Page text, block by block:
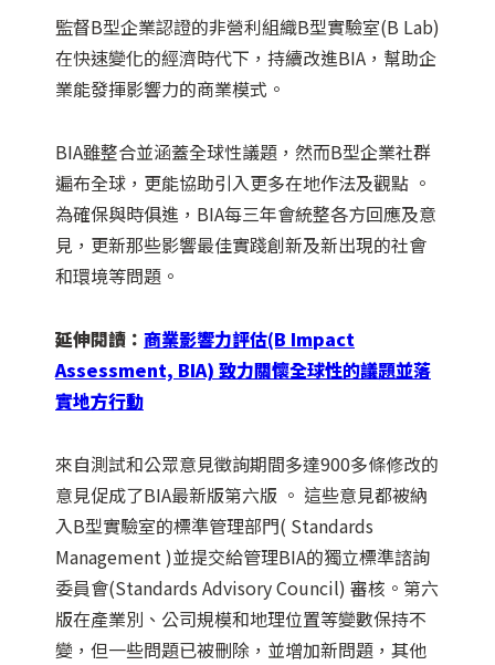
監督B型企業認證的非營利組織B型實驗室(B Lab)
在快速變化的經濟時代下，持續改進BIA，幫助企
業能發揮影響力的商業模式。
BIA雖整合並涵蓋全球性議題，然而B型企業社群
遍布全球，更能協助引入更多在地作法及觀點 。
為確保與時俱進，BIA每三年會統整各方回應及意
見，更新那些影響最佳實踐創新及新出現的社會
和環境等問題。
延伸閱讀： 商業影響力評估(B Impact
Assessment, BIA) 致力關懷全球性的議題並落
實地方行動
來自測試和公眾意見徵詢期間多達900多條修改的
意見促成了BIA最新版第六版 。 這些意見都被納
入B型實驗室的標準管理部門( Standards
Management )並提交給管理BIA的獨立標準諮詢
委員會(Standards Advisory Council) 審核。第六
版在產業別、公司規模和地理位置等變數保持不
變，但一些問題已被刪除，並增加新問題，其他